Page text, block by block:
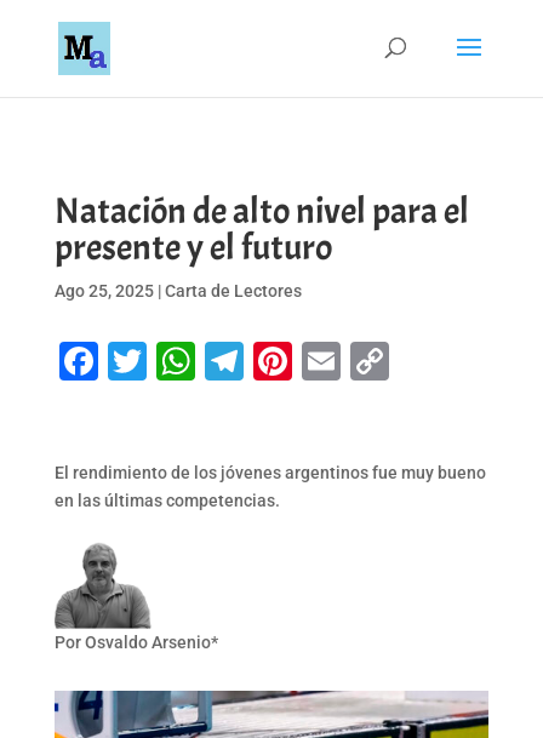
Natación de alto nivel para el
presente y el futuro
Ago 25, 2025|Carta de Lectores
Facebook
Twitter
WhatsApp
Telegram
Pinterest
EmailCopy
El rendimiento de los jóvenes argentinos fue muy bueno
en las últimas competencias.
Por Osvaldo Arsenio*